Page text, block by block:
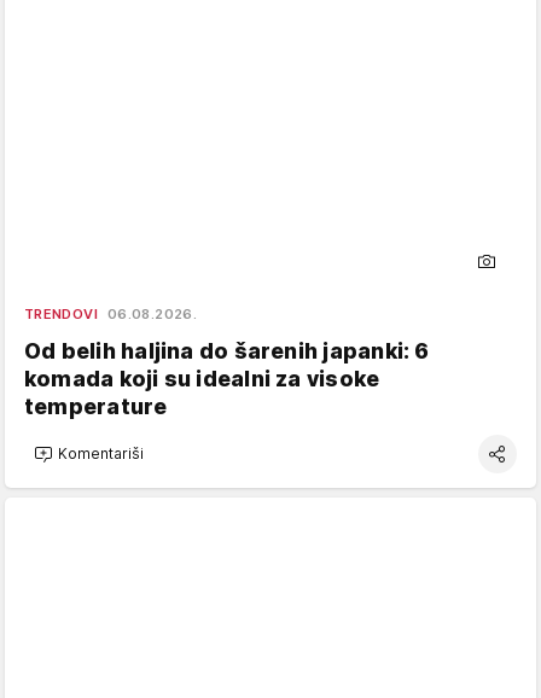
TRENDOVI 06.08.2026.
Od belih haljina do šarenih japanki: 6
komada koji su idealni za visoke
temperature
Komentariši